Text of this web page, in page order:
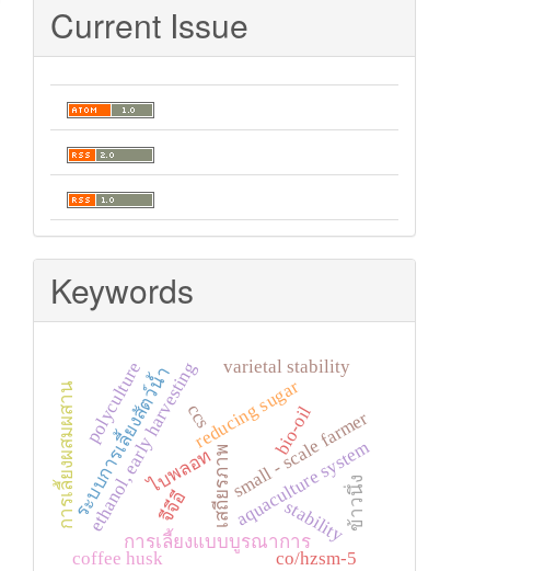
Current Issue
Keywords
เสถียรภาพaquaculture system
stability
ethanol, early harvestingreducing sugar
ccs
ระบบการเลี้ยงสัตว์น้ำ
การเลี้ยงแบบบูรณาการ
การเลี้ยงผสมผสาน จีจีอี
polyculture
small - scale farmer
bio-oil
co/hzsm-5
coffee husk
ไบพลอท
varietal stability
ข้าวนึ่ง